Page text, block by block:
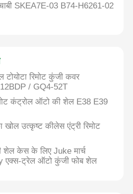
SKEA7E-03 B74-H6261-02
टोयोटा रिमोट कुंजी कवर
/ GQ4-52T
कंट्रोल ऑटो की शेल E38 E39
खोल उत्कृष्ट कीलेस एंट्री रिमोट
शेल केस के लिए Juke मार्च
एक्स-ट्रेल ऑटो कुंजी फोब शेल